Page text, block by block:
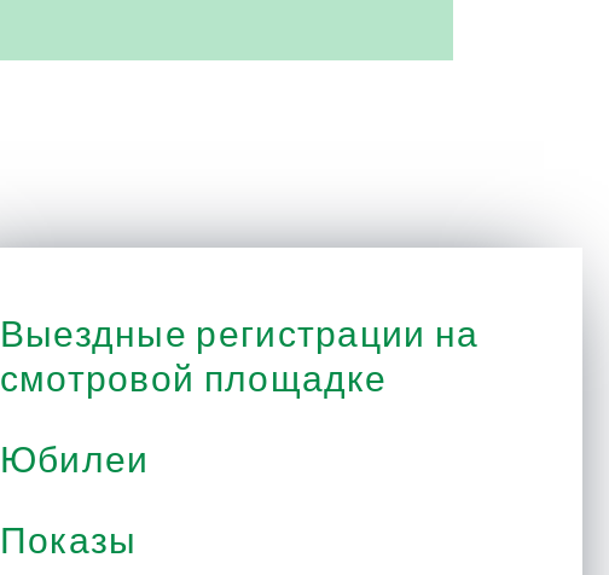
Выездные регистрации на
смотровой площадке
Юбилеи
Показы